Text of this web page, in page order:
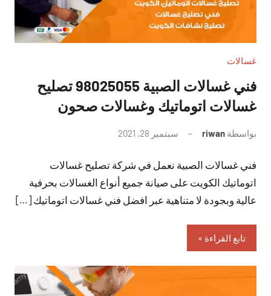
غسالات
فني غسالات الصبية 98025055 تصليح
غسالات اتوماتيك وغسالات صحون
بواسطة riwan سبتمبر 28, 2021
تعليقات
فني غسالات الصبية نعمل في شركة تصليح غسالات
اتوماتيك الكويت على صيانة جميع أنواع الغسالات بحرفية
عالية وبجودة لا متناهية عبر افضل فني غسالات اتوماتيك […]
تابع القراءة